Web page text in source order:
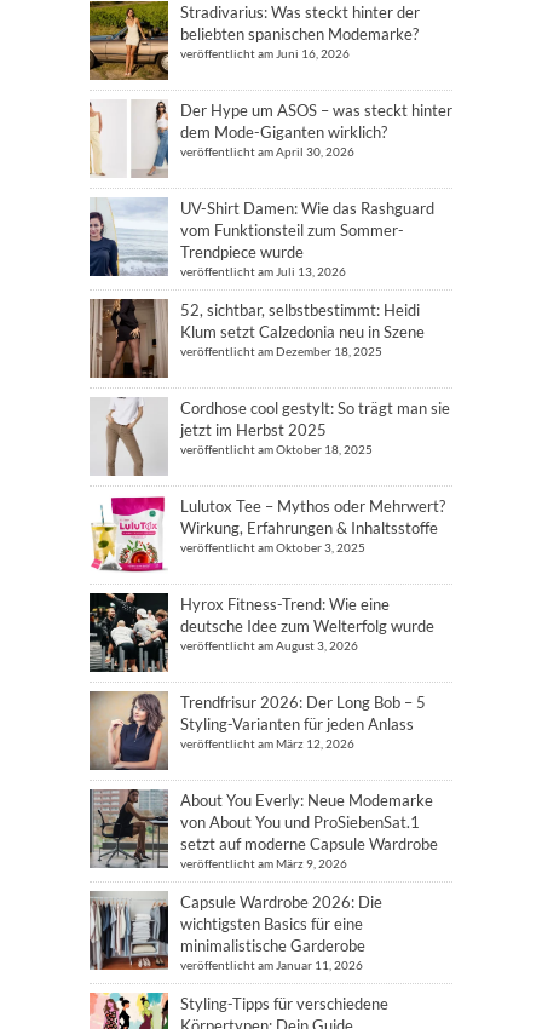
Stradivarius: Was steckt hinter der
beliebten spanischen Modemarke?
veröffentlicht am Juni 16, 2026
Der Hype um ASOS – was steckt hinter
dem Mode-Giganten wirklich?
veröffentlicht am April 30, 2026
UV-Shirt Damen: Wie das Rashguard
vom Funktionsteil zum Sommer-
Trendpiece wurde
veröffentlicht am Juli 13, 2026
52, sichtbar, selbstbestimmt: Heidi
Klum setzt Calzedonia neu in Szene
veröffentlicht am Dezember 18, 2025
Cordhose cool gestylt: So trägt man sie
jetzt im Herbst 2025
veröffentlicht am Oktober 18, 2025
Lulutox Tee – Mythos oder Mehrwert?
Wirkung, Erfahrungen & Inhaltsstoffe
veröffentlicht am Oktober 3, 2025
Hyrox Fitness-Trend: Wie eine
deutsche Idee zum Welterfolg wurde
veröffentlicht am August 3, 2026
Trendfrisur 2026: Der Long Bob – 5
Styling-Varianten für jeden Anlass
veröffentlicht am März 12, 2026
About You Everly: Neue Modemarke
von About You und ProSiebenSat.1
setzt auf moderne Capsule Wardrobe
veröffentlicht am März 9, 2026
Capsule Wardrobe 2026: Die
wichtigsten Basics für eine
minimalistische Garderobe
veröffentlicht am Januar 11, 2026
Styling-Tipps für verschiedene
Körpertypen: Dein Guide